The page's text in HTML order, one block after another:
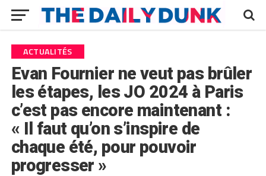
ACTUALITÉS
Evan Fournier ne veut pas brûler
les étapes, les JO 2024 à Paris
c’est pas encore maintenant :
« Il faut qu’on s’inspire de
chaque été, pour pouvoir
progresser »